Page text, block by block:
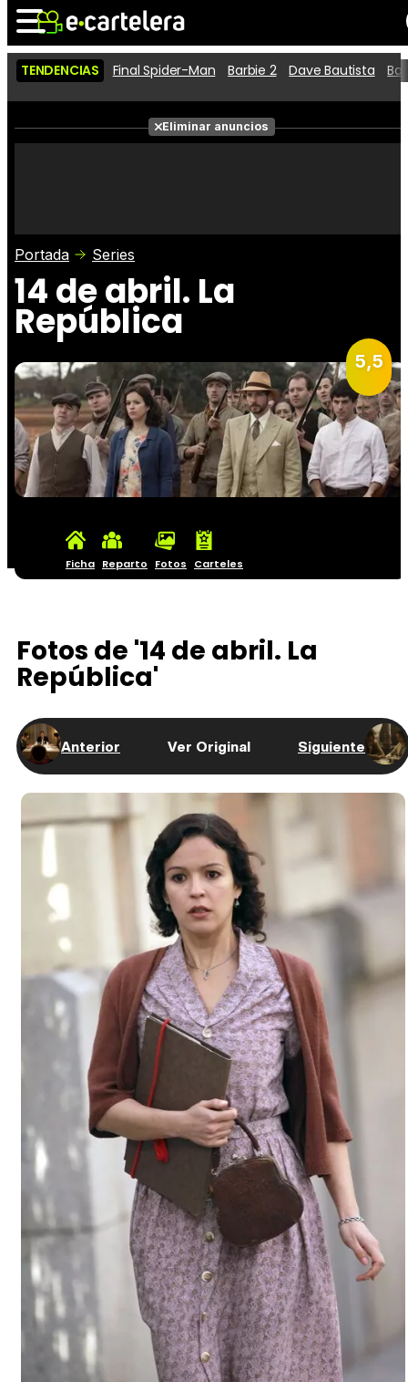
Noticias Cartelera
Películas
Críticas
TENDENCIAS Final Spider-Man Barbie 2 Dave Bautista
Eliminar anuncios
Portada Series
14 de abril. La
República
5,5
Ficha Reparto Fotos Carteles
Fotos de '14 de abril. La
República'
Anterior Ver Original Siguiente